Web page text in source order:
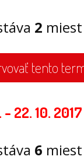
2 miest
tento
- 22. 10. 2017
6 miest